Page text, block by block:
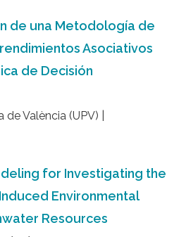
de una Metodología de
Asociativos
de Decisión
València (UPV) |
for Investigating the
Environmental
Resources